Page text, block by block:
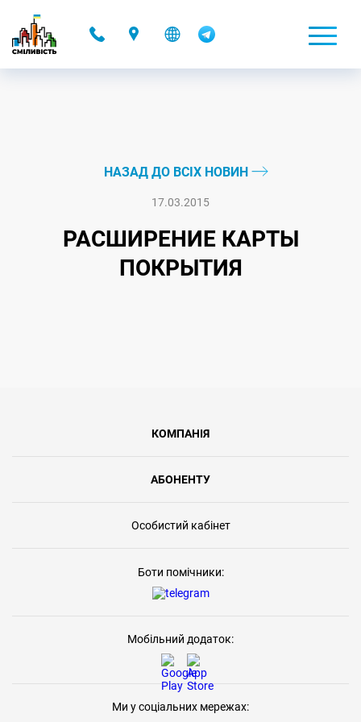
НАЗАД ДО ВСІХ НОВИН
17.03.2015
РАСШИРЕНИЕ КАРТЫ
ПОКРЫТИЯ
КОМПАНІЯ
АБОНЕНТУ
Особистий кабінет
Боти помічники:
Мобільний додаток:
Ми у соціальних мережах: